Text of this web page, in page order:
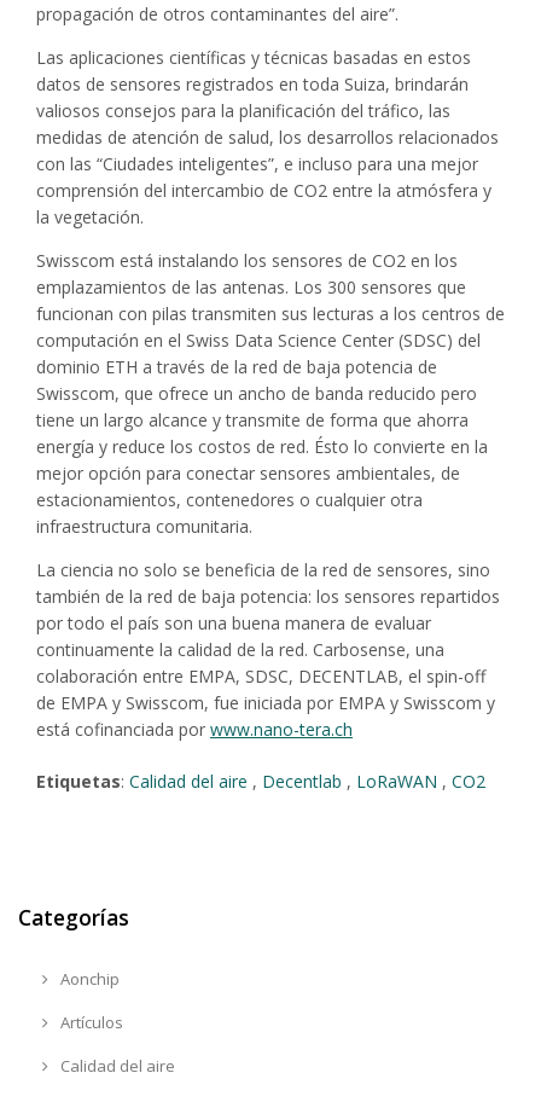
propagación de otros contaminantes del aire”.
Las aplicaciones científicas y técnicas basadas en estos
datos de sensores registrados en toda Suiza, brindarán
valiosos consejos para la planificación del tráfico, las
medidas de atención de salud, los desarrollos relacionados
con las “Ciudades inteligentes”, e incluso para una mejor
comprensión del intercambio de CO2 entre la atmósfera y
la vegetación.
Swisscom está instalando los sensores de CO2 en los
emplazamientos de las antenas. Los 300 sensores que
funcionan con pilas transmiten sus lecturas a los centros de
computación en el Swiss Data Science Center (SDSC) del
dominio ETH a través de la red de baja potencia de
Swisscom, que ofrece un ancho de banda reducido pero
tiene un largo alcance y transmite de forma que ahorra
energía y reduce los costos de red. Ésto lo convierte en la
mejor opción para conectar sensores ambientales, de
estacionamientos, contenedores o cualquier otra
infraestructura comunitaria.
La ciencia no solo se beneficia de la red de sensores, sino
también de la red de baja potencia: los sensores repartidos
por todo el país son una buena manera de evaluar
continuamente la calidad de la red. Carbosense, una
colaboración entre EMPA, SDSC, DECENTLAB, el spin-off
de EMPA y Swisscom, fue iniciada por EMPA y Swisscom y
está cofinanciada por www.nano-tera.ch
Etiquetas: Calidad del aire , Decentlab , LoRaWAN , CO2
Categorías
Aonchip
Artículos
Calidad del aire